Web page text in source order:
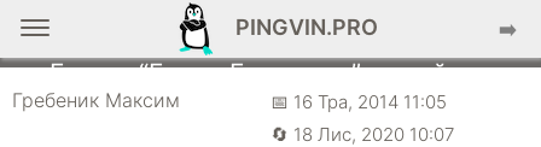
PINGVIN.PRO ➡️
НОВИНИ КІНО
Готель “Гранд Будапешт” – трейлер
[ProKino]
Гребеник Максим
📅 16 Тра, 2014 11:05
🔄 18 Лис, 2020 10:07